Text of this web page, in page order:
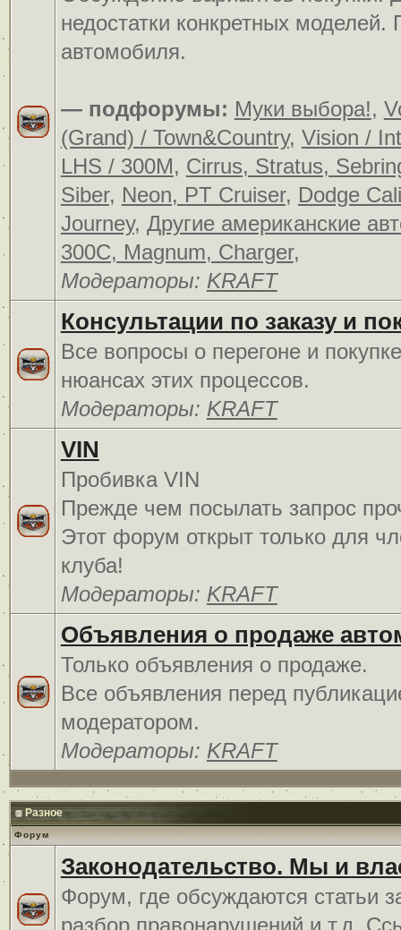
недостатки конкретных
автомобиля.
— подфорумы: Муки выбора!,
(Grand) / Town&Country, Vision /
LHS / 300M, Cirrus, Stratus,
Siber, Neon, PT Cruiser, Dodge
Journey, Другие американские
300C, Magnum, Charger,
Модераторы: KRAFT
Консультации по заказу и
Все вопросы о перегоне и
нюансах этих процессов.
Модераторы: KRAFT
VIN
Пробивка VIN
Прежде чем посылать запрос
Этот форум открыт только для
клуба!
Модераторы: KRAFT
Объявления о продаже
Только объявления о продаже.
Все объявления перед
модератором.
Модераторы: KRAFT
Разное
Форум
Законодательство. Мы и
Форум, где обсуждаются статьи
разбор правонарушений и т.д.